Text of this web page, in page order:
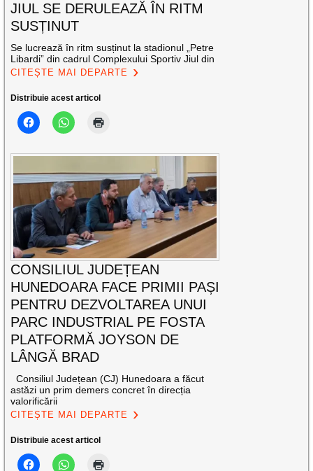
JIUL SE DERULEAZĂ ÎN RITM
SUSȚINUT
Se lucrează în ritm susținut la stadionul „Petre
Libardi” din cadrul Complexului Sportiv Jiul din
CITEȘTE MAI DEPARTE
Distribuie acest articol
CONSILIUL JUDEȚEAN
HUNEDOARA FACE PRIMII PAȘI
PENTRU DEZVOLTAREA UNUI
PARC INDUSTRIAL PE FOSTA
PLATFORMĂ JOYSON DE
LÂNGĂ BRAD
Consiliul Județean (CJ) Hunedoara a făcut
astăzi un prim demers concret în direcția
valorificării
CITEȘTE MAI DEPARTE
Distribuie acest articol